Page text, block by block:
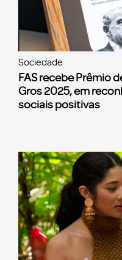
Sociedade
FAS recebe Prêmio
Gros 2025, em
sociais positivas